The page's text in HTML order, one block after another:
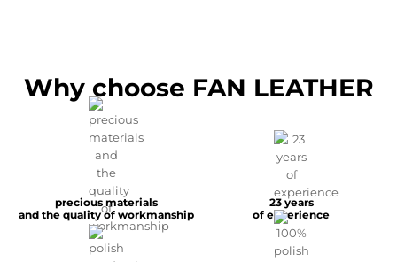
Why choose FAN LEATHER
precious materials
and the quality of workmanship
23 years
of experience